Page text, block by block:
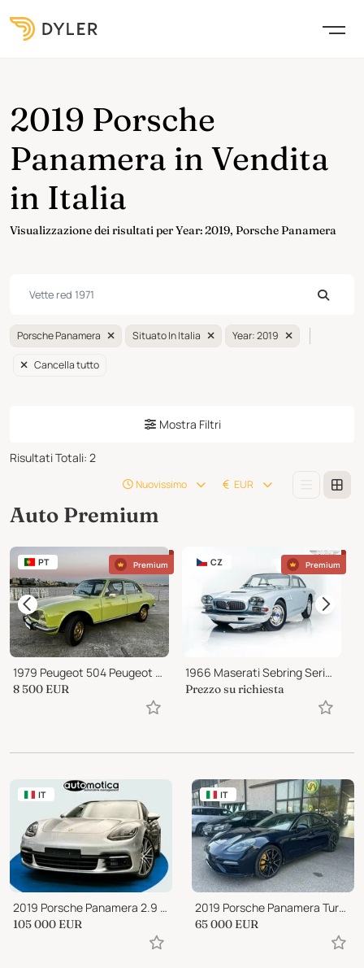
2019 Porsche
Panamera in Vendita
in Italia
Visualizzazione dei risultati per Year: 2019, Porsche Panamera
Porsche Panamera Situato In Italia Year: 2019
Cancella tutto
Mostra Filtri
Risultati Totali: 2
Nuovissimo EUR
Auto Premium
PT Premium
1979 Peugeot 504 Peugeot 504 GR
8 500 EUR
CZ Premium
1966 Maserati Sebring Series II (Tipo AM101/10)
Prezzo su richiesta
IT
2019 Porsche Panamera 2.9 4 E-Hybrid
105 000 EUR
IT
2019 Porsche Panamera Turbo S E-Hybrid
65 000 EUR